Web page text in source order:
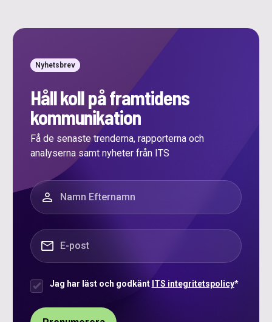
Nyhetsbrev
Håll koll på framtidens
kommunikation
Få de senaste trenderna, rapporterna och
analyserna samt nyheter från ITS
”*” anger obligatoriska fält
Namn
E-post
Samtycke*
Jag har läst och godkänt ITS integritetspolicy*